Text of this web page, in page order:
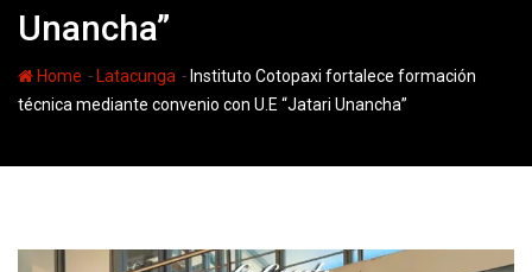
Unancha”
Home - Latacunga - Instituto Cotopaxi fortalece formación
técnica mediante convenio con U.E “Jatari Unancha”